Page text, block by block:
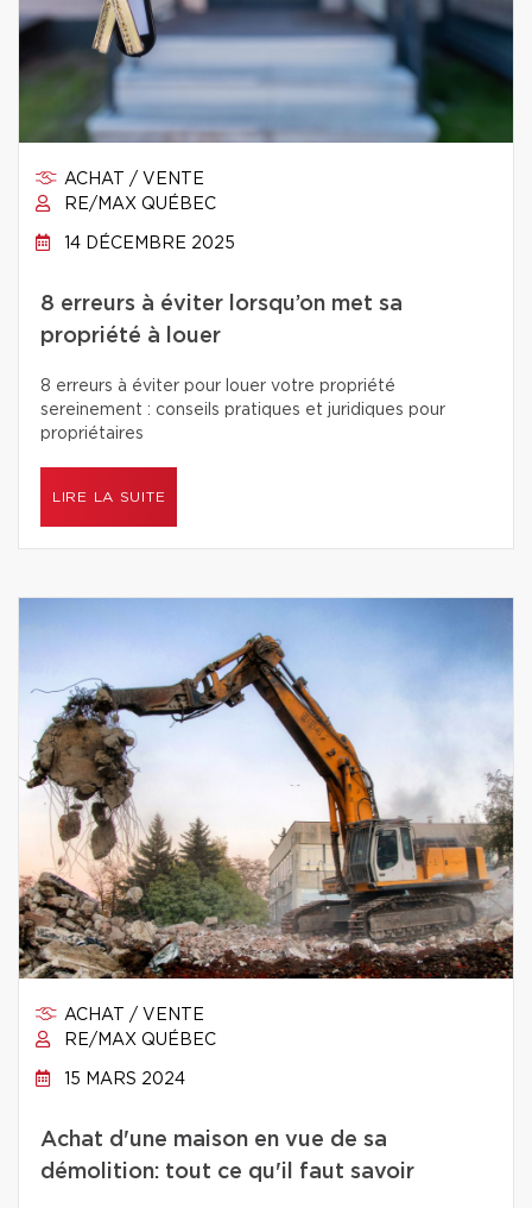
ACHAT / VENTE
RE/MAX QUÉBEC
14 DÉCEMBRE 2025
8 erreurs à éviter lorsqu’on met sa
propriété à louer
8 erreurs à éviter pour louer votre propriété
sereinement : conseils pratiques et juridiques pour
propriétaires
LIRE LA SUITE
ACHAT / VENTE
RE/MAX QUÉBEC
15 MARS 2024
Achat d'une maison en vue de sa
démolition: tout ce qu'il faut savoir